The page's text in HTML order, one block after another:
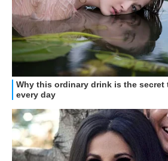
STREAMING E SERIE TV